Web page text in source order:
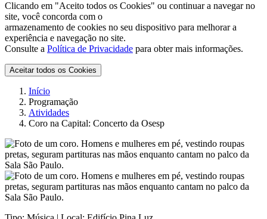
Clicando em "Aceito todos os Cookies" ou continuar a navegar no
site, você concorda com o
armazenamento de cookies no seu dispositivo para melhorar a
experiência e navegação no site.
Consulte a Política de Privacidade para obter mais informações.
Aceitar todos os Cookies
Início
Programação
Atividades
Coro na Capital: Concerto da Osesp